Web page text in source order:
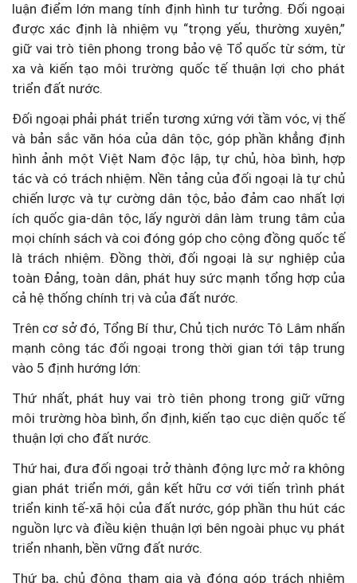
luận điểm lớn mang tính định hình tư tưởng. Đối ngoại
được xác định là nhiệm vụ “trọng yếu, thường xuyên,”
giữ vai trò tiên phong trong bảo vệ Tổ quốc từ sớm, từ
xa và kiến tạo môi trường quốc tế thuận lợi cho phát
triển đất nước.
Đối ngoại phải phát triển tương xứng với tầm vóc, vị thế
và bản sắc văn hóa của dân tộc, góp phần khẳng định
hình ảnh một Việt Nam độc lập, tự chủ, hòa bình, hợp
tác và có trách nhiệm. Nền tảng của đối ngoại là tự chủ
chiến lược và tự cường dân tộc, bảo đảm cao nhất lợi
ích quốc gia-dân tộc, lấy người dân làm trung tâm của
mọi chính sách và coi đóng góp cho cộng đồng quốc tế
là trách nhiệm. Đồng thời, đối ngoại là sự nghiệp của
toàn Đảng, toàn dân, phát huy sức mạnh tổng hợp của
cả hệ thống chính trị và của đất nước.
Trên cơ sở đó, Tổng Bí thư, Chủ tịch nước Tô Lâm nhấn
mạnh công tác đối ngoại trong thời gian tới tập trung
vào 5 định hướng lớn:
Thứ nhất, phát huy vai trò tiên phong trong giữ vững
môi trường hòa bình, ổn định, kiến tạo cục diện quốc tế
thuận lợi cho đất nước.
Thứ hai, đưa đối ngoại trở thành động lực mở ra không
gian phát triển mới, gắn kết hữu cơ với tiến trình phát
triển kinh tế-xã hội của đất nước, góp phần thu hút các
nguồn lực và điều kiện thuận lợi bên ngoài phục vụ phát
triển nhanh, bền vững đất nước.
Thứ ba, chủ động tham gia và đóng góp trách nhiệm